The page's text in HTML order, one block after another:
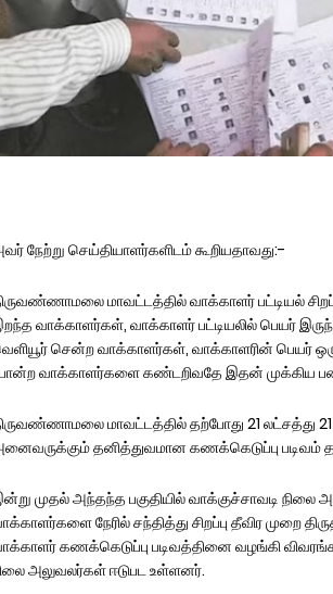
நேற்று செய்தியாளர்களிடம் கூறியதாவது:-
மாவட்டத்தில் வாக்காளர் பட்டியல்
வாக்காளர்கள், வாக்காளர் பட்டியலில் பெயர்
சென்ற வாக்காளர்கள், வாக்காளரின் பெயர்
வாக்காளர்களை கண்டறிவதே இதன் முக்கிய
மாவட்டத்தில் தற்போது 21 லட்சத்து
தனித்துவமான கணக்கெடுப்பு படிவம்
முதல் அந்தந்த பகுதியில் வாக்குச்சாவடி
நேரில் சந்தித்து சிறப்பு தீவிர முறை
கணக்கெடுப்பு படிவத்தினை வழங்கி
அலுவலர்கள் ஈடுபட உள்ளனர்.